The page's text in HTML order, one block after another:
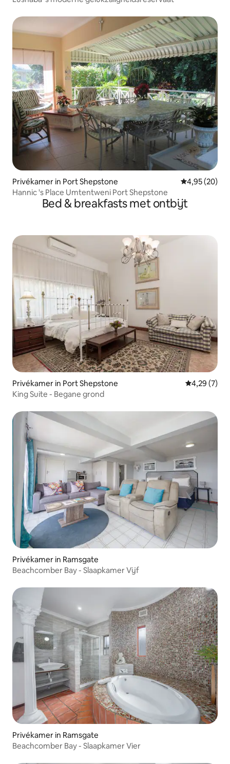
Privékamer in Port Shepstone Gemiddelde
4,95 (20)
Hannic 's Place Umtentweni Port Shepstone
Bed & breakfasts met ontbijt
Privékamer in Port Shepstone
4,29 (7)
King Suite - Begane grond
Privékamer in Ramsgate
Beachcomber Bay - Slaapkamer Vijf
Privékamer in Ramsgate
Beachcomber Bay - Slaapkamer Vier